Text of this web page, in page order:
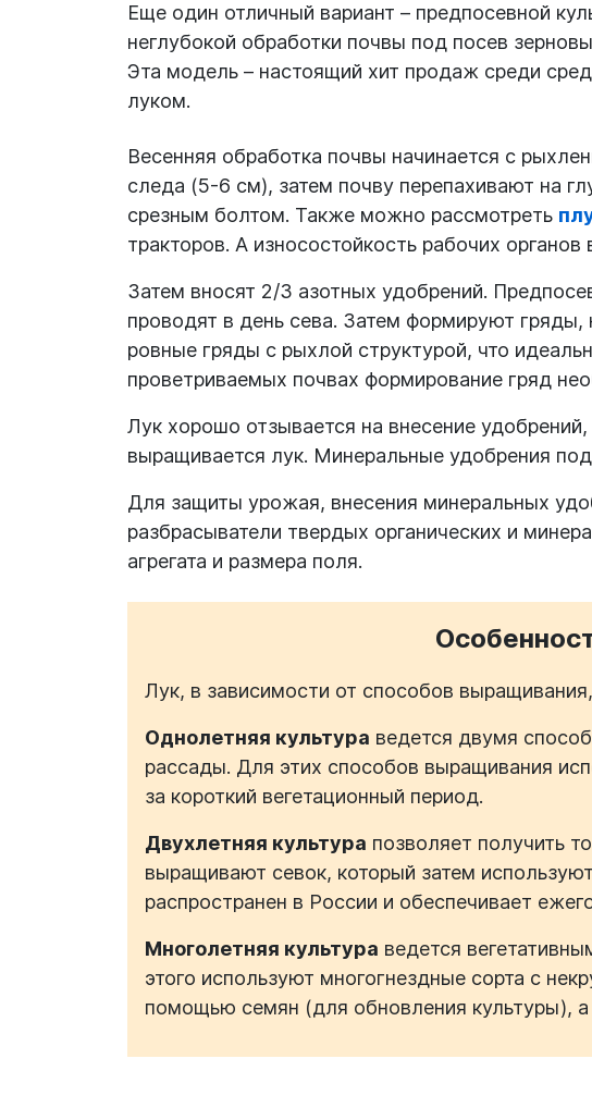
Еще один отличный вариант – предпосевной
неглубокой обработки почвы под посев
Эта модель – настоящий хит продаж среди
луком.
Весенняя обработка почвы начинается с
следа (5-6 см), затем почву перепахивают на
срезным болтом. Также можно рассмотреть
тракторов. А износостойкость рабочих
Затем вносят 2/3 азотных удобрений.
проводят в день сева. Затем формируют гряды,
ровные гряды с рыхлой структурой, что
проветриваемых почвах формирование гряд
Лук хорошо отзывается на внесение
выращивается лук. Минеральные удобрения
Для защиты урожая, внесения минеральных
разбрасыватели твердых органических и
агрегата и размера поля.
Лук, в зависимости от способов
Однолетняя культура ведется двумя
рассады. Для этих способов выращивания
за короткий вегетационный период.
Двухлетняя культура позволяет получить
выращивают севок, который затем
распространен в России и обеспечивает
Многолетняя культура ведется
этого используют многогнездные сорта с
помощью семян (для обновления культуры),